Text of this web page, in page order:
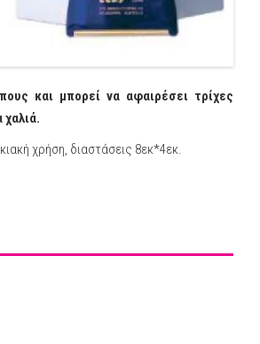
και μπορεί να αφαιρέσει τρίχες
χαλιά.
χρήση, διαστάσεις 8εκ*4εκ.